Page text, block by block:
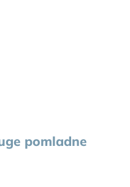
pomladne